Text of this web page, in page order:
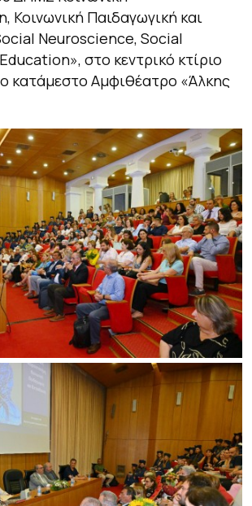
Κοινωνική Παιδαγωγική και
Neuroscience, Social
στο κεντρικό κτίριο
κατάμεστο Αμφιθέατρο «Άλκης